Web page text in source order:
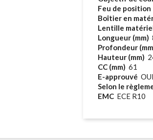
Feu de position
Boîtier en
Lentille
Longueur (mm)
Profondeur
Hauteur (mm)
CC (mm) 61
E-approuvé OUI
Selon le
EMC ECE R10